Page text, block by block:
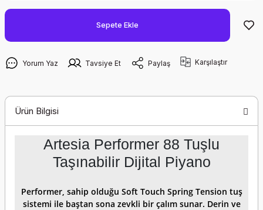
Sepete Ekle
Yorum Yaz Tavsiye Et Paylaş Karşılaştır
Ürün Bilgisi
Artesia Performer 88 Tuşlu
Taşınabilir Dijital Piyano
Performer, sahip olduğu Soft Touch Spring Tension tuş
sistemi ile baştan sona zevkli bir çalım sunar. Derin ve